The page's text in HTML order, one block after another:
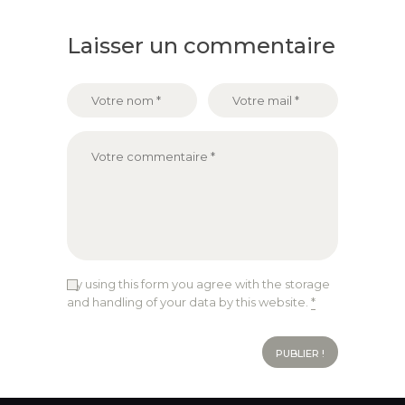
Laisser un commentaire
By using this form you agree with the storage
and handling of your data by this website. *